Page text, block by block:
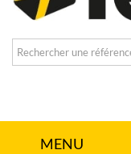
MENU